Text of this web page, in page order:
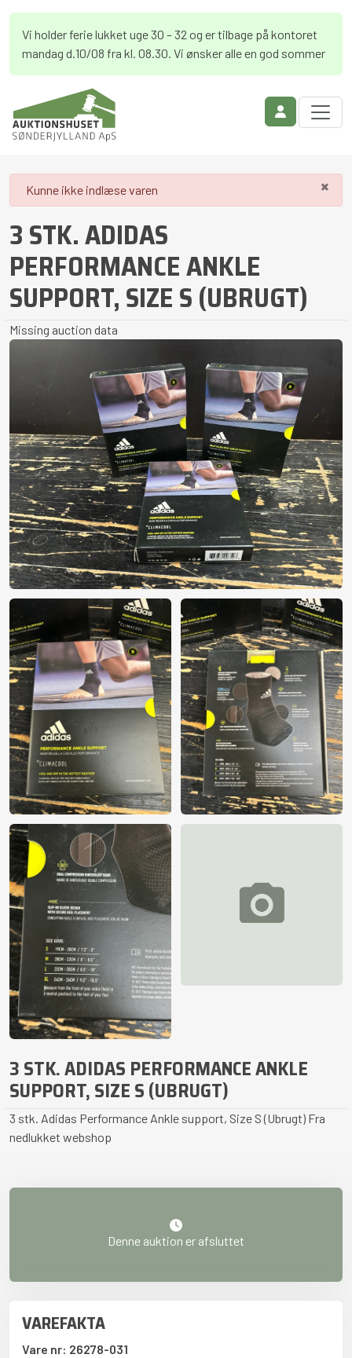
Vi holder ferie lukket uge 30 – 32 og er tilbage på kontoret
mandag d.10/08 fra kl. 08.30. Vi ønsker alle en god sommer
×
danger
Kunne ikke indlæse varen
3 STK. ADIDAS
PERFORMANCE ANKLE
SUPPORT, SIZE S (UBRUGT)
Missing auction data
3 STK. ADIDAS PERFORMANCE ANKLE
SUPPORT, SIZE S (UBRUGT)
3 stk. Adidas Performance Ankle support, Size S (Ubrugt) Fra
nedlukket webshop
Denne auktion er afsluttet
VAREFAKTA
Vare nr: 26278-031